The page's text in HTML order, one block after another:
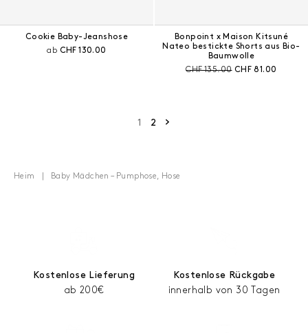
Cookie Baby-Jeanshose
ab Aktueller Preis:
CHF 130.00
Bonpoint x Maison Kitsuné
Nateo bestickte Shorts aus Bio-
Baumwolle
Preis vor Rabatt:
CHF 135.00 Aktueller Preis:
CHF 81.00
1 2
Heim Baby Mädchen – Pumphose, Hose
Kostenlose Lieferung
ab 200€
Kostenlose Rückgabe
innerhalb von 30 Tagen